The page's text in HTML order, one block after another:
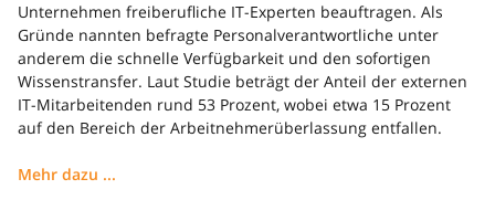
Unternehmen freiberufliche IT-Experten beauftragen. Als
Gründe nannten befragte Personalverantwortliche unter
anderem die schnelle Verfügbarkeit und den sofortigen
Wissenstransfer. Laut Studie beträgt der Anteil der externen
IT-Mitarbeitenden rund 53 Prozent, wobei etwa 15 Prozent
auf den Bereich der Arbeitnehmerüberlassung entfallen.
Mehr dazu ...